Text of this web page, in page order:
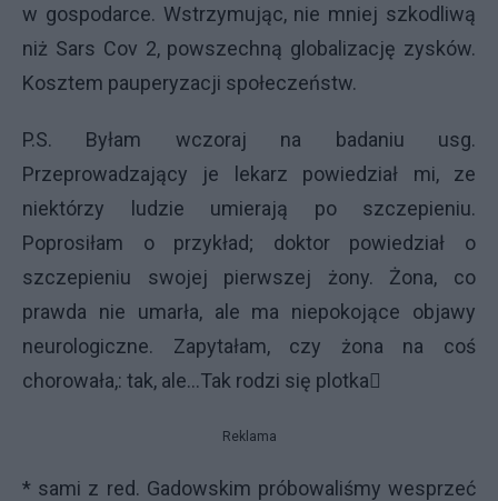
w gospodarce. Wstrzymując, nie mniej szkodliwą
niż Sars Cov 2, powszechną globalizację zysków.
Kosztem pauperyzacji społeczeństw.
P.S. Byłam wczoraj na badaniu usg.
Przeprowadzający je lekarz powiedział mi, ze
niektórzy ludzie umierają po szczepieniu.
Poprosiłam o przykład; doktor powiedział o
szczepieniu swojej pierwszej żony. Żona, co
prawda nie umarła, ale ma niepokojące objawy
neurologiczne. Zapytałam, czy żona na coś
chorowała,: tak, ale…Tak rodzi się plotka
Reklama
* sami z red. Gadowskim próbowaliśmy wesprzeć